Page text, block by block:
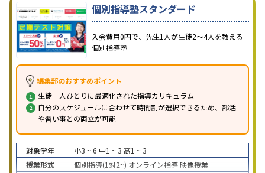
個別指導塾スタンダード
入会費用0円で、先生1人が生徒2〜4人を教える
個別指導塾
編集部のおすすめポイント
生徒一人ひとりに最適化された指導カリキュラム
自分のスケジュールに合わせて時間割が選択できるため、部活
や習い事との両立が可能
対象学年 小3 ~ 6 中1 ~ 3 高1 ~ 3
授業形式
個別指導(1対2~) オンライン指導映像授業